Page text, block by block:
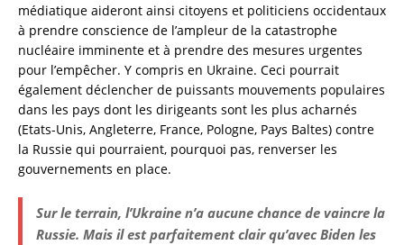
médiatique aideront ainsi citoyens et politiciens occidentaux
à prendre conscience de l’ampleur de la catastrophe
nucléaire imminente et à prendre des mesures urgentes
pour l’empêcher. Y compris en Ukraine. Ceci pourrait
également déclencher de puissants mouvements populaires
dans les pays dont les dirigeants sont les plus acharnés
(Etats-Unis, Angleterre, France, Pologne, Pays Baltes) contre
la Russie qui pourraient, pourquoi pas, renverser les
gouvernements en place.
Sur le terrain, l’Ukraine n’a aucune chance de vaincre la
Russie. Mais il est parfaitement clair qu’avec Biden les